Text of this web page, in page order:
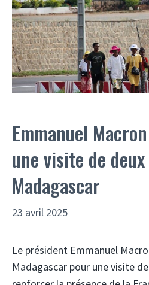
Emmanuel
une visite de
Madagascar
23 avril 2025
Le président Emmanuel
Madagascar pour une visite